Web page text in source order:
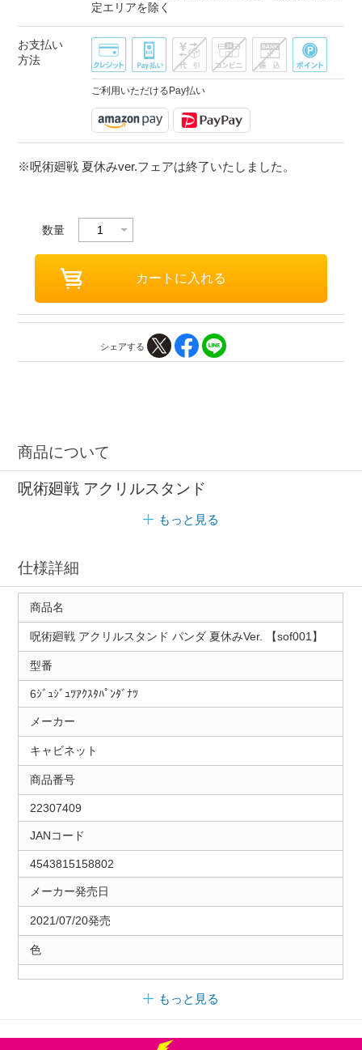
定エリアを除く
お支払い
方法
ご利用いただけるPay払い
※呪術廻戦 夏休みver.フェアは終了いたしました。
数量
シェアする
商品について
呪術廻戦 アクリルスタンド
もっと見る
仕様詳細
商品名
呪術廻戦 アクリルスタンド パンダ 夏休みVer. 【sof001】
型番
6ｼﾞｭｼﾞｭﾂｱｸｽﾀﾊﾟﾝﾀﾞﾅﾂ
メーカー
キャビネット
商品番号
22307409
JANコード
4543815158802
メーカー発売日
2021/07/20発売
色
もっと見る